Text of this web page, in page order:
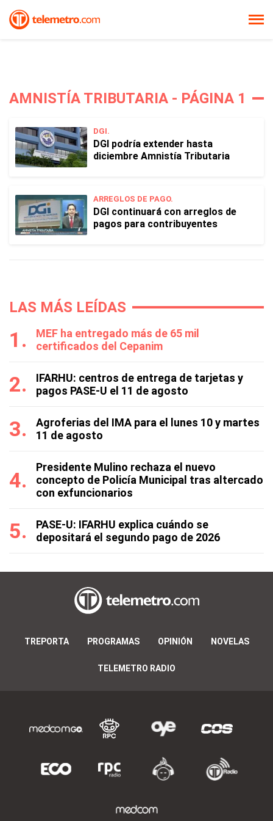
AMNISTÍA TRIBUTARIA - PÁGINA 1
DGI.
DGI podría extender hasta
diciembre Amnistía Tributaria
ARREGLOS DE PAGO.
DGI continuará con arreglos de
pagos para contribuyentes
LAS MÁS LEÍDAS
MEF ha entregado más de 65 mil
certificados del Cepanim
IFARHU: centros de entrega de tarjetas y
pagos PASE-U el 11 de agosto
Agroferias del IMA para el lunes 10 y martes
11 de agosto
Presidente Mulino rechaza el nuevo
concepto de Policía Municipal tras altercado
con exfuncionarios
PASE-U: IFARHU explica cuándo se
depositará el segundo pago de 2026
TREPORTA PROGRAMAS OPINIÓN NOVELAS
TELEMETRO RADIO